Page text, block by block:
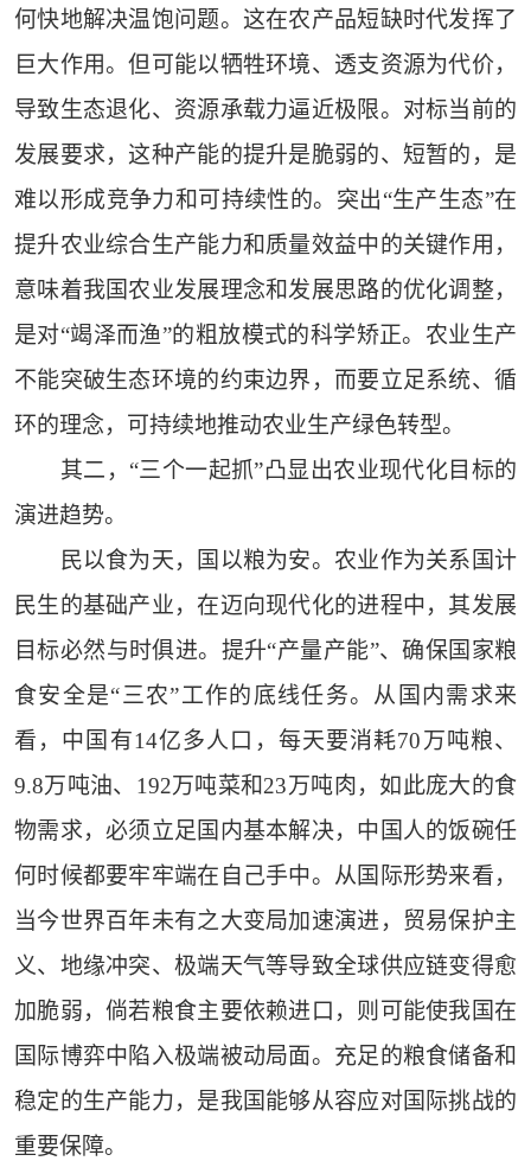
何快地解决温饱问题。这在农产品短缺时代发挥了
巨大作用。但可能以牺牲环境、透支资源为代价，
导致生态退化、资源承载力逼近极限。对标当前的
发展要求，这种产能的提升是脆弱的、短暂的，是
难以形成竞争力和可持续性的。突出“生产生态”在
提升农业综合生产能力和质量效益中的关键作用，
意味着我国农业发展理念和发展思路的优化调整，
是对“竭泽而渔”的粗放模式的科学矫正。农业生产
不能突破生态环境的约束边界，而要立足系统、循
环的理念，可持续地推动农业生产绿色转型。
其二，“三个一起抓”凸显出农业现代化目标的
演进趋势。
民以食为天，国以粮为安。农业作为关系国计
民生的基础产业，在迈向现代化的进程中，其发展
目标必然与时俱进。提升“产量产能”、确保国家粮
食安全是“三农”工作的底线任务。从国内需求来
看，中国有14亿多人口，每天要消耗70万吨粮、
9.8万吨油、192万吨菜和23万吨肉，如此庞大的食
物需求，必须立足国内基本解决，中国人的饭碗任
何时候都要牢牢端在自己手中。从国际形势来看，
当今世界百年未有之大变局加速演进，贸易保护主
义、地缘冲突、极端天气等导致全球供应链变得愈
加脆弱，倘若粮食主要依赖进口，则可能使我国在
国际博弈中陷入极端被动局面。充足的粮食储备和
稳定的生产能力，是我国能够从容应对国际挑战的
重要保障。